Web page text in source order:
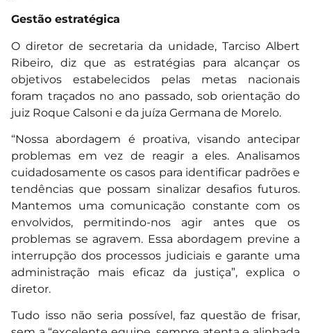
Gestão estratégica
O diretor de secretaria da unidade, Tarciso Albert
Ribeiro, diz que as estratégias para alcançar os
objetivos estabelecidos pelas metas nacionais
foram traçados no ano passado, sob orientação do
juiz Roque Calsoni e da juíza Germana de Morelo.
“Nossa abordagem é proativa, visando antecipar
problemas em vez de reagir a eles. Analisamos
cuidadosamente os casos para identificar padrões e
tendências que possam sinalizar desafios futuros.
Mantemos uma comunicação constante com os
envolvidos, permitindo-nos agir antes que os
problemas se agravem. Essa abordagem previne a
interrupção dos processos judiciais e garante uma
administração mais eficaz da justiça”, explica o
diretor.
Tudo isso não seria possível, faz questão de frisar,